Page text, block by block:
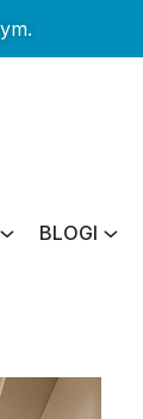
BLOGI